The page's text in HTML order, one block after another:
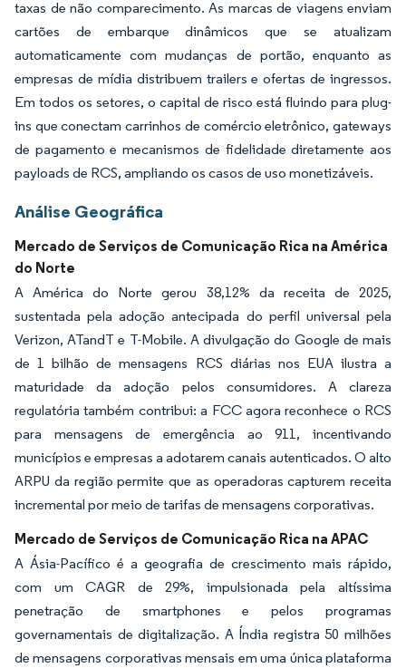
taxas de não comparecimento. As marcas de viagens enviam
cartões de embarque dinâmicos que se atualizam
automaticamente com mudanças de portão, enquanto as
empresas de mídia distribuem trailers e ofertas de ingressos.
Em todos os setores, o capital de risco está fluindo para plug-
ins que conectam carrinhos de comércio eletrônico, gateways
de pagamento e mecanismos de fidelidade diretamente aos
payloads de RCS, ampliando os casos de uso monetizáveis.
Análise Geográfica
Mercado de Serviços de Comunicação Rica na América
do Norte
A América do Norte gerou 38,12% da receita de 2025,
sustentada pela adoção antecipada do perfil universal pela
Verizon, ATandT e T-Mobile. A divulgação do Google de mais
de 1 bilhão de mensagens RCS diárias nos EUA ilustra a
maturidade da adoção pelos consumidores. A clareza
regulatória também contribui: a FCC agora reconhece o RCS
para mensagens de emergência ao 911, incentivando
municípios e empresas a adotarem canais autenticados. O alto
ARPU da região permite que as operadoras capturem receita
incremental por meio de tarifas de mensagens corporativas.
Mercado de Serviços de Comunicação Rica na APAC
A Ásia-Pacífico é a geografia de crescimento mais rápido,
com um CAGR de 29%, impulsionada pela altíssima
penetração de smartphones e pelos programas
governamentais de digitalização. A Índia registra 50 milhões
de mensagens corporativas mensais em uma única plataforma